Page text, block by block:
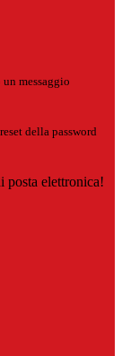
messaggio
della password
posta elettronica!